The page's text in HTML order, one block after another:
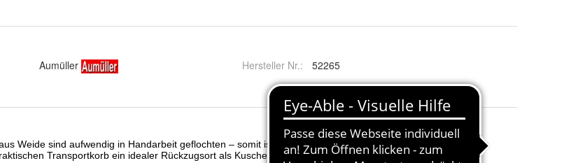
Aumüller Hersteller Nr.: 52265